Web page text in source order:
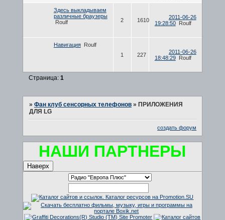
Здесь выкладываем
различные браузеры
Roulf
2 1610
2011-06-26
19:28:50
Roulf
Навигация
Roulf
1
227
2011-06-26
18:48:29
Roulf
Страница: 1
» Фан клуб сенсорных телефонов » ПРИЛОЖЕНИЯ
ДЛЯ LG
создать форум
НАШИ ПАРТНЕРЫ
Наверх